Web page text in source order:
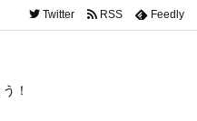
！
Twitter RSS Feedly